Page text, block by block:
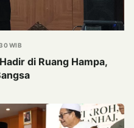
WIB
di Ruang Hampa,